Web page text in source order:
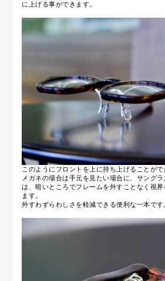
に上げる事ができます。
このようにフロントを上に持ち上げることがで
メガネの場合は手元を見たい場合に、サング
は、暗いところでフレームを外すことなく視
ます。
外すわずらわしさを軽減できる便利な一本です